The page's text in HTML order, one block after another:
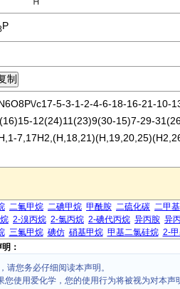
P
c17-5-3-1-2-4-6-18-16-21-10-
12(24)11(23)9(30-15)7-29-
二氟甲烷 二碘甲烷 甲酰胺 二硫化碳 二甲
2-溴丙烷 2-氯丙烷 2-碘代丙烷 异丙胺 异
三氟甲烷 碘仿 硝基甲烷 甲基二氯硅烷 2-
：
请您务必仔细阅读本声明。
使用爱化学，您的使用行为将被视为对本声